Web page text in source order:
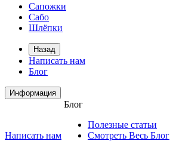
Сапожки
Сабо
Шлёпки
Назад
Написать нам
Блог
Информация
Написать нам
Блог
Полезные статьи
Смотреть Весь Блог